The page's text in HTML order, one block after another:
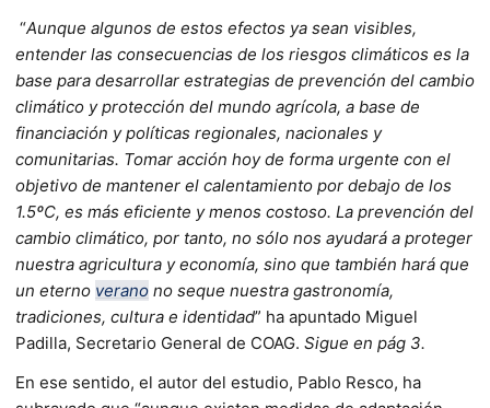
“Aunque algunos de estos efectos ya sean visibles,
entender las consecuencias de los riesgos climáticos es la
base para desarrollar estrategias de prevención del cambio
climático y protección del mundo agrícola, a base de
financiación y políticas regionales, nacionales y
comunitarias. Tomar acción hoy de forma urgente con el
objetivo de mantener el calentamiento por debajo de los
1.5ºC, es más eficiente y menos costoso. La prevención del
cambio climático, por tanto, no sólo nos ayudará a proteger
nuestra agricultura y economía, sino que también hará que
un eterno verano no seque nuestra gastronomía,
tradiciones, cultura e identidad” ha apuntado Miguel
Padilla, Secretario General de COAG. Sigue en pág 3.
En ese sentido, el autor del estudio, Pablo Resco, ha